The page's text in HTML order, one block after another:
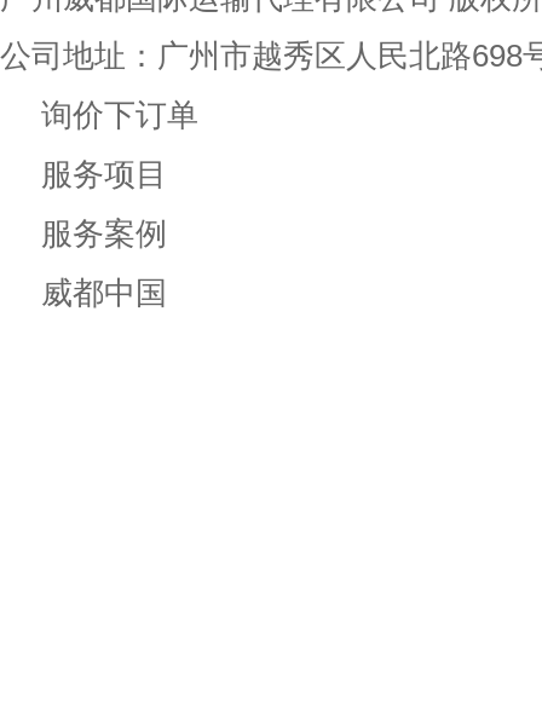
公司地址：广州市越秀区人民北路698
询价下订单
服务项目
服务案例
威都中国